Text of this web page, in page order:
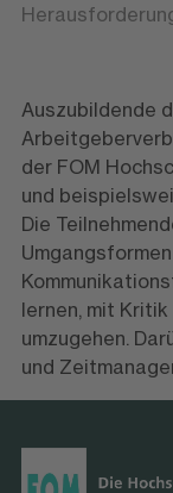
Auszubildende
der FOM
und
Die
lernen, mit
umzugehen.
und